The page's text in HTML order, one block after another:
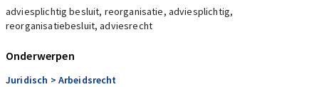
adviesplichtig besluit, reorganisatie, adviesplichtig,
reorganisatiebesluit, adviesrecht
Onderwerpen
Juridisch > Arbeidsrecht